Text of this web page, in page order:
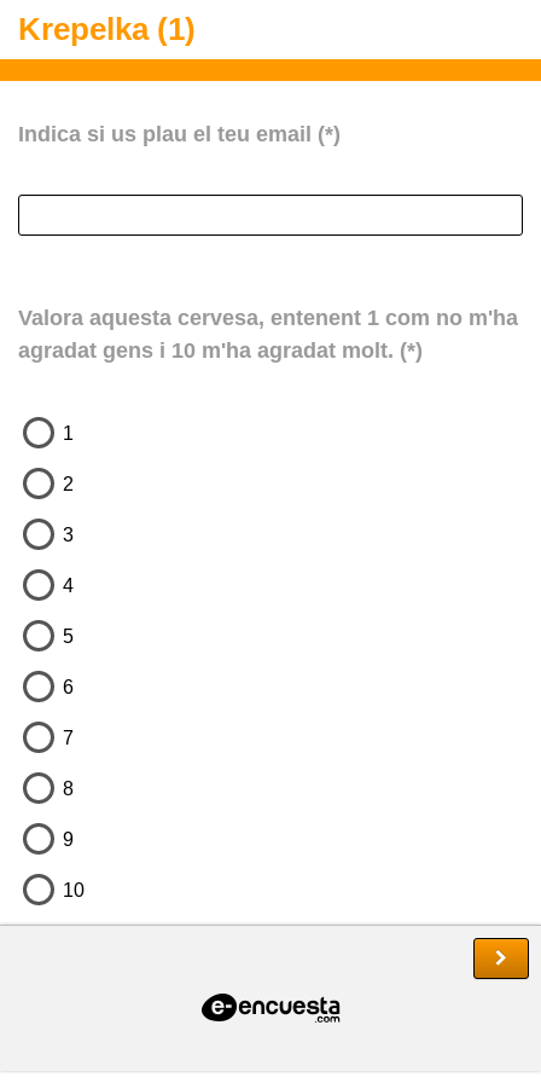
Krepelka (1)
Indica si us plau el teu email (*)
Valora aquesta cervesa, entenent 1 com no m'ha
agradat gens i 10 m'ha agradat molt. (*)
1
2
3
4
5
6
7
8
9
10